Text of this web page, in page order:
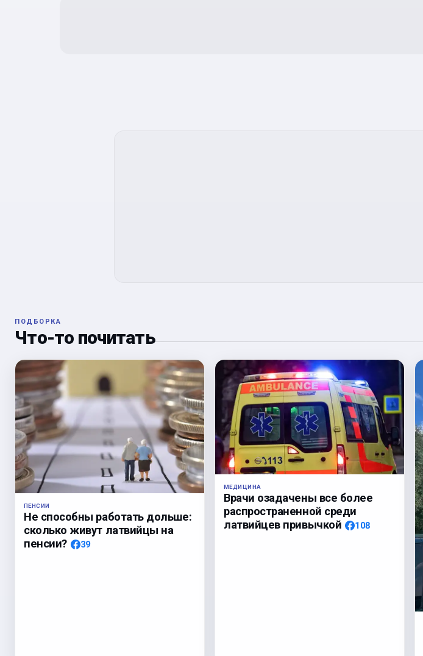
ПОДБОРКА
Что-то почитать
ПЕНСИИ
Не способны работать дольше:
сколько живут латвийцы на
пенсии?
39
МЕДИЦИНА
Врачи озадачены все более
распространенной среди
латвийцев привычкой
108